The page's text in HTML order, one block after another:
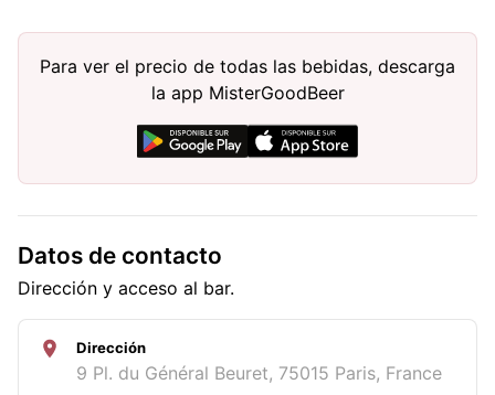
Para ver el precio de todas las bebidas, descarga
la app MisterGoodBeer
Datos de contacto
Dirección y acceso al bar.
Dirección
9 Pl. du Général Beuret, 75015 Paris, France